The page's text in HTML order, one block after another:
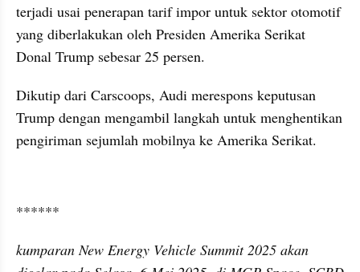
terjadi usai penerapan tarif impor untuk sektor otomotif
yang diberlakukan oleh Presiden Amerika Serikat
Donal Trump sebesar 25 persen.
Dikutip dari Carscoops, Audi merespons keputusan
Trump dengan mengambil langkah untuk menghentikan
pengiriman sejumlah mobilnya ke Amerika Serikat.
******
kumparan New Energy Vehicle Summit 2025 akan